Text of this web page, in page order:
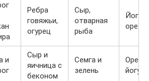
Ребра
говяжьи,
огурец
Сыр,
отварная
рыба
орехи
и
Сыр и
яичница с
беконом
Семга и
зелень
Орехи
йогурт